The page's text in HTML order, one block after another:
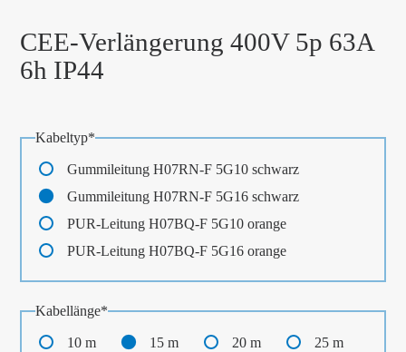
CEE-Verlängerung 400V 5p 63A
6h IP44
Pflichtfeld
Kabeltyp*
Gummileitung H07RN-F 5G10 schwarz
Gummileitung H07RN-F 5G16 schwarz
PUR-Leitung H07BQ-F 5G10 orange
PUR-Leitung H07BQ-F 5G16 orange
Pflichtfeld
Kabellänge*
10 m 15 m 20 m 25 m